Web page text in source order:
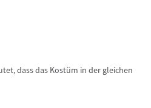
dass das Kostüm in der gleichen